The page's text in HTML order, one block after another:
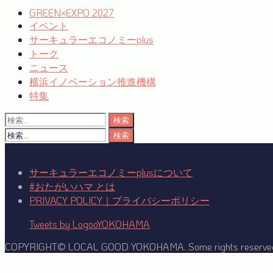
シ
ョ
ン
GREEN×EXPO 2027
イベント
サーキュラーエコノミーplus
トーク
ニュース
横浜イノベーション推進機構
特集
検
索:
検
サーキュラーエコノミーplusについて
#おたがいハマ とは
PRIVACY POLICY｜プライバシーポリシー
Tweets by LogooYOKOHAMA
COPYRIGHT© LOCAL GOOD YOKOHAMA. Some rights